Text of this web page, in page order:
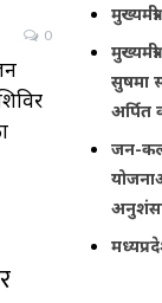
0
सुषमा
अर्पित
जन-